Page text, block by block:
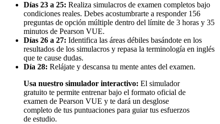
Días 23 a 25: Realiza simulacros de examen completos bajo
condiciones reales. Debes acostumbrarte a responder 156
preguntas de opción múltiple dentro del límite de 3 horas y 35
minutos de Pearson VUE.
Días 26 a 27: Identifica las áreas débiles basándote en los
resultados de los simulacros y repasa la terminología en inglés
que te cause dudas.
Día 28: Relájate y descansa tu mente antes del examen.
Usa nuestro simulador interactivo: El simulador
gratuito te permite entrenar bajo el formato oficial de
examen de Pearson VUE y te dará un desglose
completo de tus puntuaciones para guiar tus esfuerzos
de estudio.